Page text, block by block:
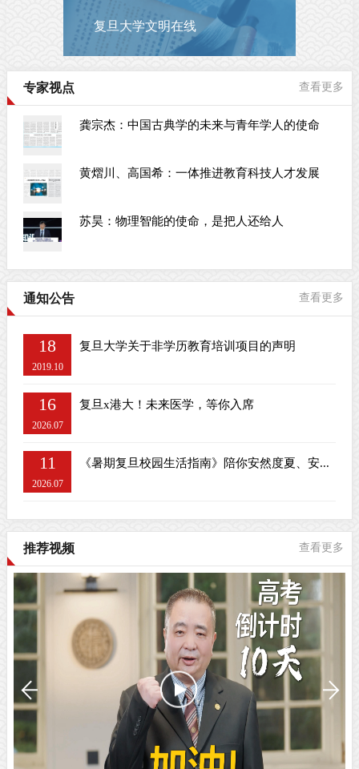
复旦大学文明在线
专家视点 查看更多
龚宗杰：中国古典学的未来与青年学人的使命
黄熠川、高国希：一体推进教育科技人才发展
苏昊：物理智能的使命，是把人还给人
通知公告 查看更多
18
2019.10
复旦大学关于非学历教育培训项目的声明
16
2026.07
复旦x港大！未来医学，等你入席
11
2026.07
《暑期复旦校园生活指南》陪你安然度夏、安...
推荐视频 查看更多